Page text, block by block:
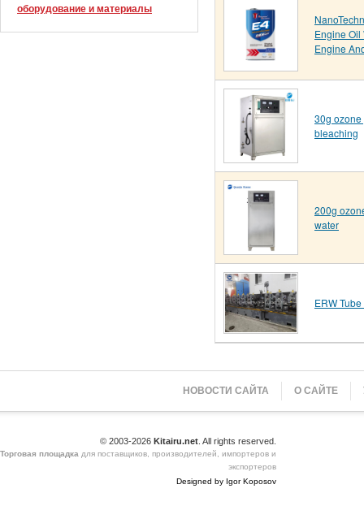
оборудование и материалы
Engine
Engine
30g
bleaching
200g
water
ERW
НОВОСТИ САЙТА О САЙТЕ
© 2003-2026 Kitairu.net . All rights reserved.
Торговая площадка для поставщиков, производителей, импортеров и
экспортеров
Designed by Igor Koposov